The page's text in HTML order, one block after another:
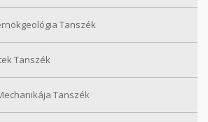
Tanszék
Tanszék
Tanszék